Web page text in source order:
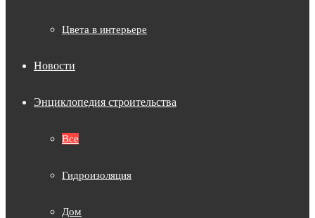
Цвета в интерьере
Новости
Энциклопедия строительства
Все
Гидроизоляция
Дом